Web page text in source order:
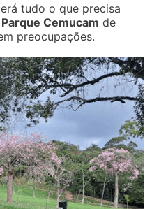
tudo o que precisa
Cemucam de
preocupações.